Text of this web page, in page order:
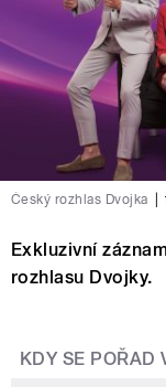
Český rozhlas Dvojka
Exkluzivní
rozhlasu Dvojky.
KDY SE POŘAD